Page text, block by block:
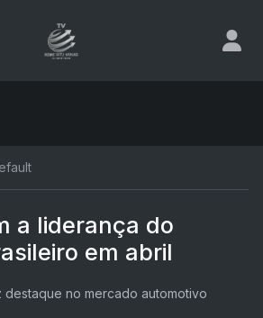
a liderança do
em abril
destaque no mercado automotivo